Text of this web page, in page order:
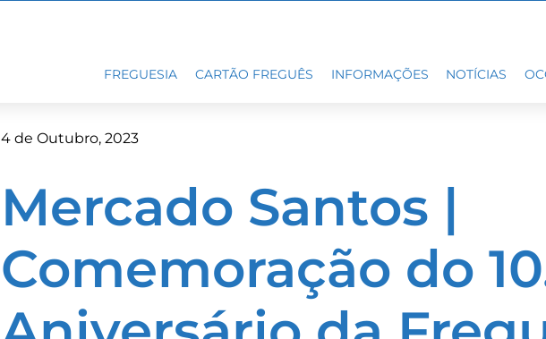
FREGUESIA CARTÃO FREGUÊS INFORMAÇÕES NOTÍCIAS
4 de Outubro, 2023
Mercado Santos |
Comemoração do